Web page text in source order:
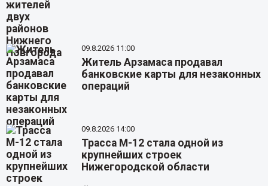
09.8.2026 11:00
Житель Арзамаса продавал
банковские карты для незаконных
операций
09.8.2026 14:00
Трасса М-12 стала одной из
крупнейших строек
Нижегородской области